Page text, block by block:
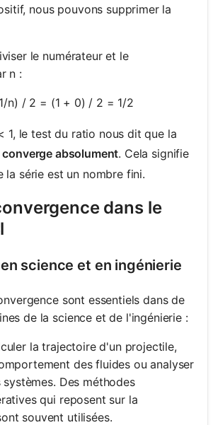
nous pouvons supprimer la
le numérateur et le
n :
n) / 2 = (1 + 0) / 2 = 1/2
1, le test du ratio nous dit que la
converge absolument. Cela signifie
la série est un nombre fini.
dans le
science et en ingénierie
sont essentiels dans de
de la science et de l'ingénierie :
la trajectoire d'un projectile,
des fluides ou analyser
Des méthodes
qui reposent sur la
souvent utilisées.